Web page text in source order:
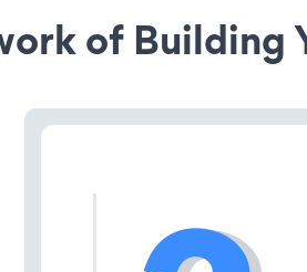
of Building